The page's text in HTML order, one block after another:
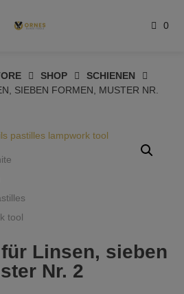
0
SHOP
SCHIENEN
SIEBEN FORMEN, MUSTER NR.
Linsen, sieben
Nr. 2